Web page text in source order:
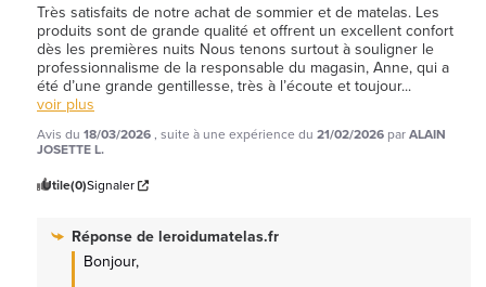
Très satisfaits de notre achat de sommier et de matelas. Les
produits sont de grande qualité et offrent un excellent confort
dès les premières nuits Nous tenons surtout à souligner le
professionnalisme de la responsable du magasin, Anne, qui a
été d’une grande gentillesse, très à l’écoute et toujour...
voir plus
Avis du 18/03/2026, suite à une expérience du 21/02/2026 parALAIN
JOSETTE L.
Utile(0)Signaler
Réponse de leroidumatelas.fr
Bonjour,